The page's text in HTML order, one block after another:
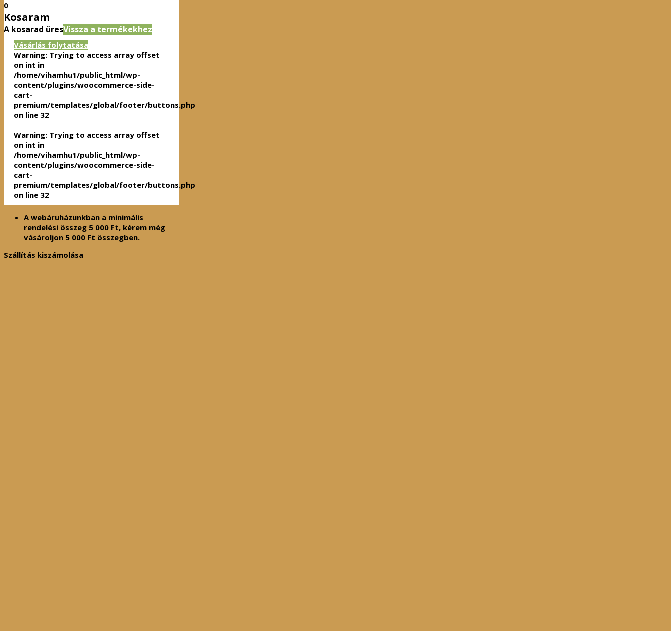
0
Kosaram
A kosarad üresVissza a termékekhez
Vásárlás folytatása
Warning: Trying to access array offset
on int in
/home/vihamhu1/public_html/wp-
content/plugins/woocommerce-side-
cart-
premium/templates/global/footer/buttons.php
on line 32
Warning: Trying to access array offset
on int in
/home/vihamhu1/public_html/wp-
content/plugins/woocommerce-side-
cart-
premium/templates/global/footer/buttons.php
on line 32
A webáruházunkban a minimális
rendelési összeg 5 000 Ft, kérem még
vásároljon 5 000 Ft összegben.
Szállítás kiszámolása